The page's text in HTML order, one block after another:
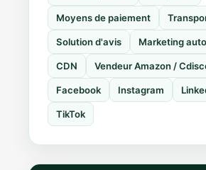
Moyens de paiement
Solution d'avis Marketing
CDN Vendeur Amazon /
Facebook Instagram
TikTok